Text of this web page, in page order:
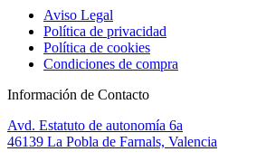
Aviso Legal
Política de privacidad
Política de cookies
Condiciones de compra
Información de Contacto
Avd. Estatuto de autonomía 6a
46139 La Pobla de Farnals, Valencia